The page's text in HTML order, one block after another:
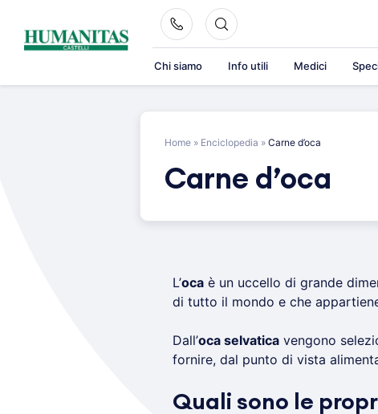
content
Chi siamo Info utili Medici
Home » Enciclopedia » Carne d’oca
Carne d’oca
L’ocaè un uccello di grande
di tutto il mondo e che
Dall’oca selvaticavengono
fornire, dal punto di vista
Quali sono le